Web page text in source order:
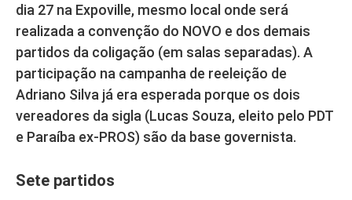
dia 27 na Expoville, mesmo local onde será
realizada a convenção do NOVO e dos demais
partidos da coligação (em salas separadas). A
participação na campanha de reeleição de
Adriano Silva já era esperada porque os dois
vereadores da sigla (Lucas Souza, eleito pelo PDT
e Paraíba ex-PROS) são da base governista.
Sete partidos